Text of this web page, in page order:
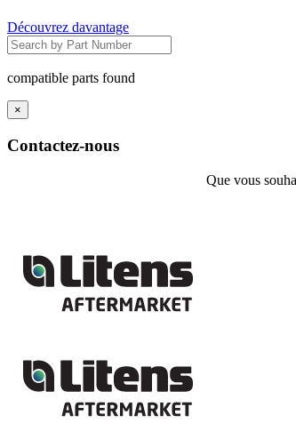
Découvrez davantage
compatible parts found
×
Contactez-nous
Que vous